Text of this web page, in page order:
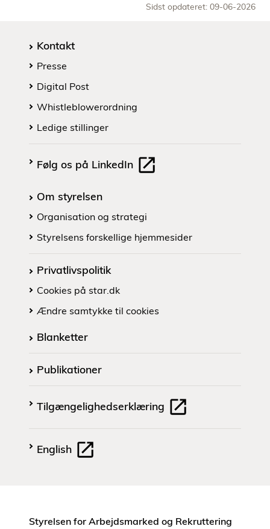
Sidst opdateret: 09-06-2026
Kontakt
Presse
Digital Post
Whistleblowerordning
Ledige stillinger
Følg os på LinkedIn
Om styrelsen
Organisation og strategi
Styrelsens forskellige hjemmesider
Privatlivspolitik
Cookies på star.dk
Ændre samtykke til cookies
Blanketter
Publikationer
Tilgængelighedserklæring
English
Styrelsen for Arbejdsmarked og Rekruttering